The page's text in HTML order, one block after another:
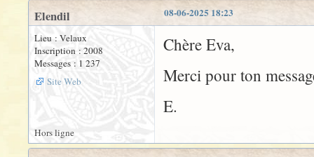
08-06-2025 18:23
Elendil
Lieu : Velaux
Inscription : 2008
Messages : 1 237
Site Web
Chère Eva,
Merci pour ton
E.
Hors ligne